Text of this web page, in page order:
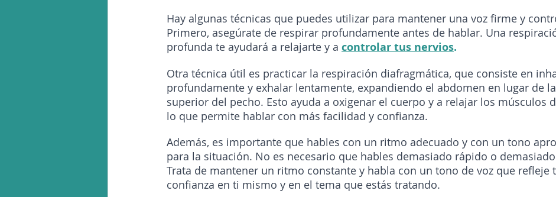
Hay algunas técnicas que puedes utilizar para mantener una voz firme y
Primero, asegúrate de respirar profundamente antes de hablar. Una
profunda te ayudará a relajarte y a controlar tus nervios.
Otra técnica útil es practicar la respiración diafragmática, que consiste en
profundamente y exhalar lentamente, expandiendo el abdomen en lugar de
superior del pecho. Esto ayuda a oxigenar el cuerpo y a relajar los músculos
lo que permite hablar con más facilidad y confianza.
Además, es importante que hables con un ritmo adecuado y con un tono
para la situación. No es necesario que hables demasiado rápido o
Trata de mantener un ritmo constante y habla con un tono de voz que refleje
confianza en ti mismo y en el tema que estás tratando.